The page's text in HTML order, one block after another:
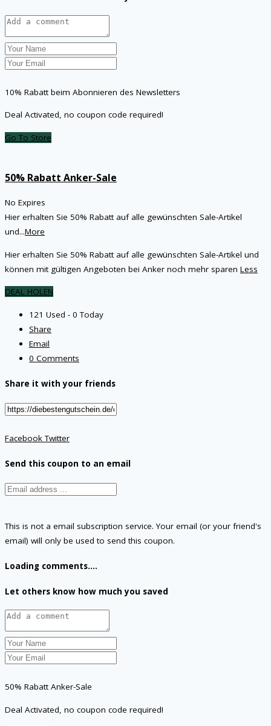
10% Rabatt beim Abonnieren des Newsletters
Deal Activated, no coupon code required!
Go To Store
50% Rabatt Anker-Sale
No Expires
Hier erhalten Sie 50% Rabatt auf alle gewünschten Sale-Artikel
und...More
Hier erhalten Sie 50% Rabatt auf alle gewünschten Sale-Artikel und
können mit gültigen Angeboten bei Anker noch mehr sparen Less
DEAL HOLEN
121 Used - 0 Today
Share
Email
0 Comments
Share it with your friends
FacebookTwitter
Send this coupon to an email
This is not a email subscription service. Your email (or your friend's
email) will only be used to send this coupon.
Loading comments....
Let others know how much you saved
50% Rabatt Anker-Sale
Deal Activated, no coupon code required!